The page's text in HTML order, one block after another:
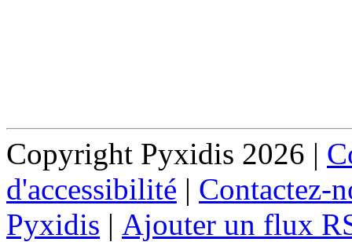
Copyright Pyxidis 2026 |
d'accessibilité | Contactez-
Pyxidis | Ajouter un flux